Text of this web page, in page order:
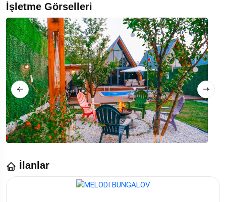
İşletme Görselleri
İlanlar